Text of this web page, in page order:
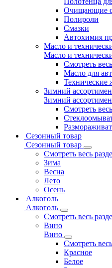
Очищающие
Полироли
Смазки
Автохимия
Масло и
Масло и
Смотреть
Масло для
Технические
Зимний
Зимний
Смотреть
Сезонный товар
Сезонный товар
Смотреть весь
Зима
Весна
Лето
Осень
Алкоголь
Алкоголь
Смотреть весь
Вино
Вино
Смотреть
Красное
Белое